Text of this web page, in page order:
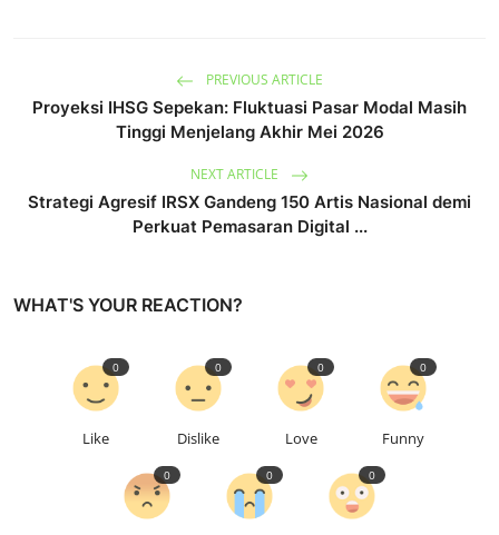
PREVIOUS ARTICLE
Proyeksi IHSG Sepekan: Fluktuasi Pasar Modal Masih
Tinggi Menjelang Akhir Mei 2026
NEXT ARTICLE
Strategi Agresif IRSX Gandeng 150 Artis Nasional demi
Perkuat Pemasaran Digital ...
WHAT'S YOUR REACTION?
Like
0
Dislike
0
Love
0
Funny
0
0 0 0